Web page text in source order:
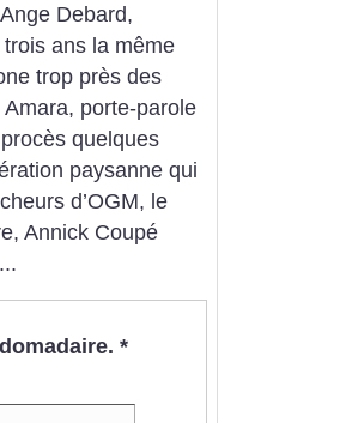
Debard,
ans la même
trop près des
porte-parole
quelques
paysanne qui
d’OGM, le
Annick Coupé
*